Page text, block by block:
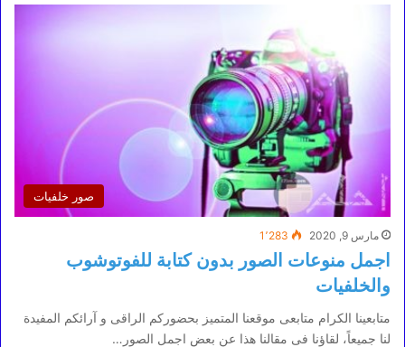
صور خلفيات
مارس 9, 2020 1٬283
اجمل منوعات الصور بدون كتابة للفوتوشوب
والخلفيات
متابعينا الكرام متابعى موقعنا المتميز بحضوركم الراقى و آرائكم المفيدة
لنا جميعاً، لقاؤنا فى مقالنا هذا عن بعض اجمل الصور…